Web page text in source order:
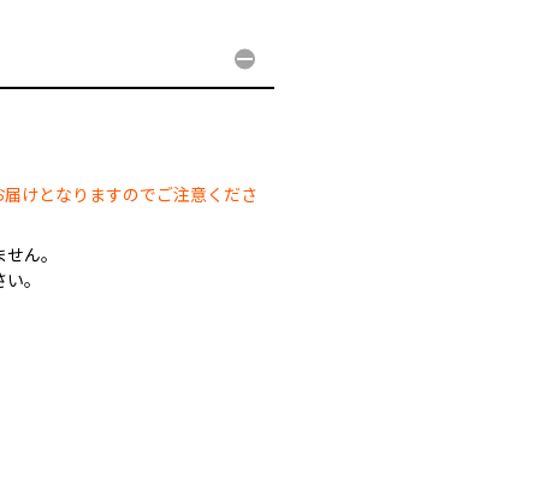
けとなりますのでご注意くださ
ん。
。